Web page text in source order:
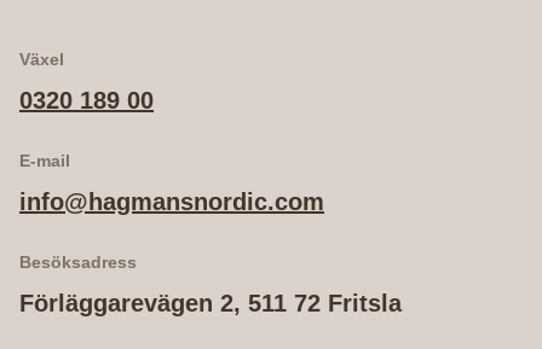
Växel
0320 189 00
E-mail
info@hagmansnordic.com
Besöksadress
Förläggarevägen 2, 511 72 Fritsla